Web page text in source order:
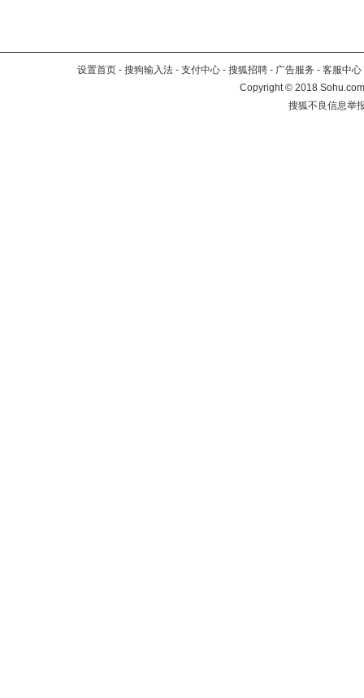
设置首页 - 搜狗输入法 - 支付中心 - 搜狐招聘 - 广告服务 - 客服中心
Copyright©2018
搜狐不良信息举